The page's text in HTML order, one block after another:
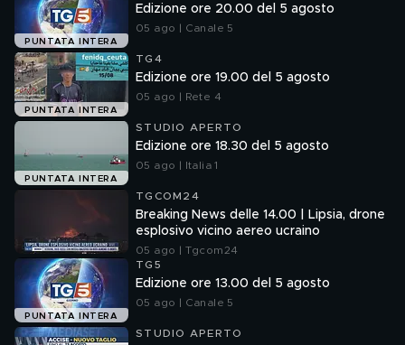
PUNTATA INTERA
Edizione ore 20.00 del 5 agosto
05 ago | Canale 5
PUNTATA INTERA
TG4
Edizione ore 19.00 del 5 agosto
05 ago | Rete 4
PUNTATA INTERA
STUDIO APERTO
Edizione ore 18.30 del 5 agosto
05 ago | Italia 1
TGCOM24
Breaking News delle 14.00 | Lipsia, drone
esplosivo vicino aereo ucraino
05 ago | Tgcom24
PUNTATA INTERA
TG5
Edizione ore 13.00 del 5 agosto
05 ago | Canale 5
STUDIO APERTO